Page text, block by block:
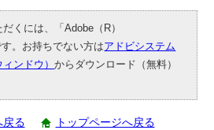
くには、「Adobe（R）
。お持ちでない方はアドビシステム
ィンドウ）からダウンロード（無料）
戻る トップページへ戻る